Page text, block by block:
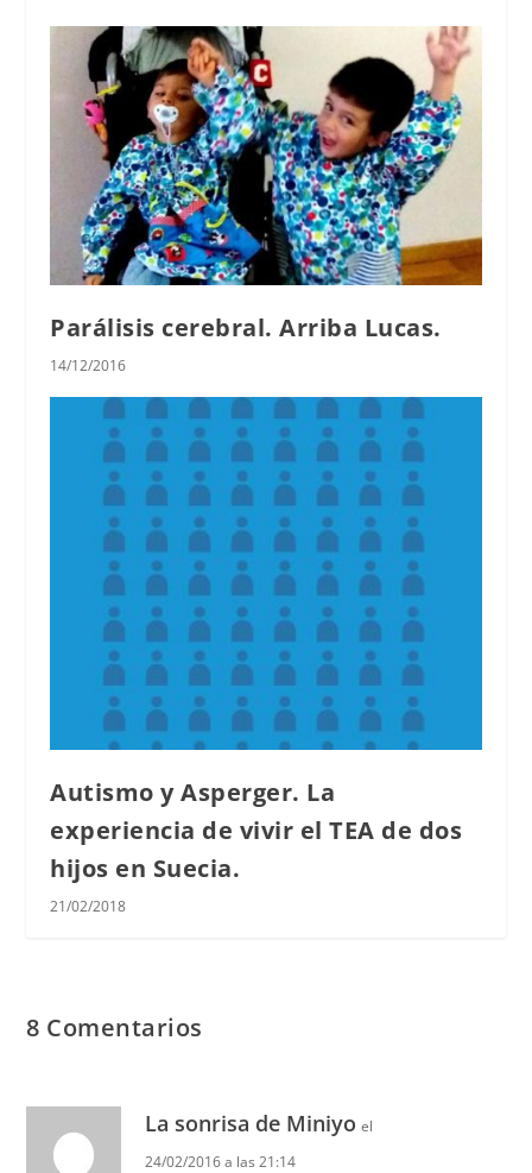
Parálisis cerebral. Arriba Lucas.
14/12/2016
Autismo y Asperger. La
experiencia de vivir el TEA de dos
hijos en Suecia.
21/02/2018
8 Comentarios
La sonrisa de Miniyo el
24/02/2016 a las 21:14